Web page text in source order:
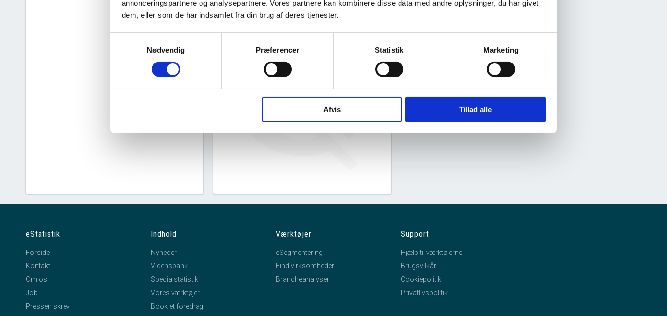
annonceringspartnere og analysepartnere. Vores partnere kan kombinere disse data med andre oplysninger, du har givet
dem, eller som de har indsamlet fra din brug af deres tjenester.
Nødvendig
Præferencer Statistik Marketing
Afvis Tillad alle
dashboard Virksomhedens datterselskaber
eStatistik
Forside
Kontakt
Om os
Job
Pressen skrev
Indhold
Nyheder
Vidensbank
Specialstatistik
Vores værktøjer
Book et foredrag
Værktøjer
eSegmentering
Find virksomheder
Brancheanalyser
Support
Hjælp til værktøjerne
Brugsvilkår
Cookiepolitik
Privatlivspolitik